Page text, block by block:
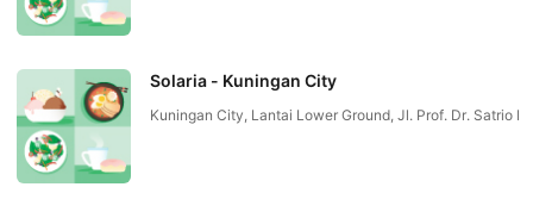
Solaria - Kuningan City
Kuningan City, Lantai Lower Ground, Jl. Prof. Dr. Satrio